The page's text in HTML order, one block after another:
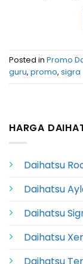
Posted in Promo
guru, promo, sigra
HARGA
Daihatsu
Daihatsu
Daihatsu
Daihatsu
Daihatsu